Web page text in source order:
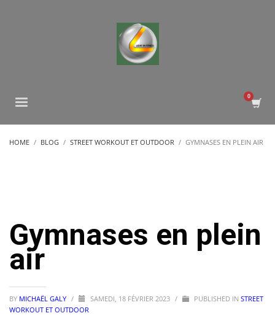
HOME BLOG STREET WORKOUT ET OUTDOOR GYMNASES EN PLEIN AIR
Gymnases en plein
air
BY MICHAËL GALY / SAMEDI, 18 FÉVRIER 2023 / PUBLISHED IN STREET
WORKOUT ET OUTDOOR